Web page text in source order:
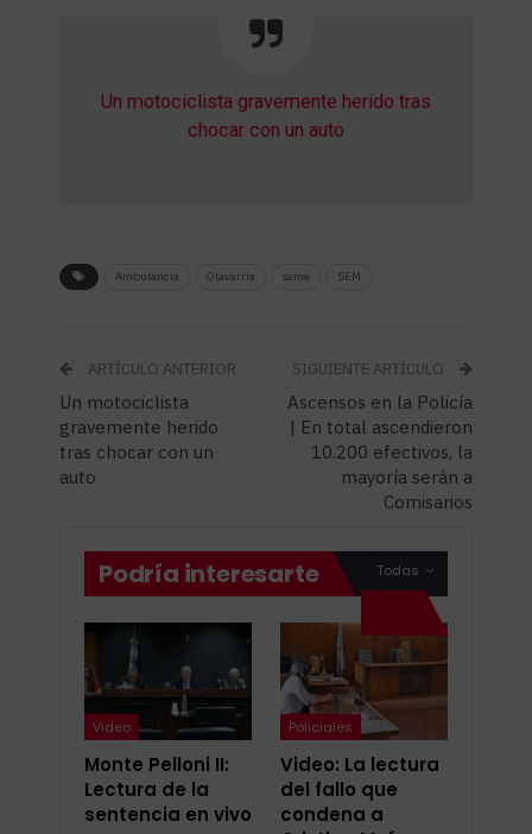
Un motociclista gravemente herido tras
chocar con un auto
Ambulancia Olavarría same SEM
ARTÍCULO ANTERIOR
Un motociclista
gravemente herido
tras chocar con un
auto
SIGUIENTE ARTÍCULO
Ascensos en la Policía
| En total ascendieron
10.200 efectivos, la
mayoría serán a
Comisarios
Todas
Podría interesarte
Video
Monte Pelloni II:
Lectura de la
sentencia en vivo
Policiales
Video: La lectura
del fallo que
condena a